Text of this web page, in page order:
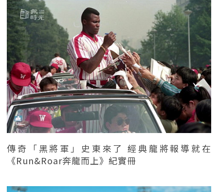
傳奇「黑將軍」史東來了 經典龍將報導就在
《Run&Roar奔龍而上》紀實冊